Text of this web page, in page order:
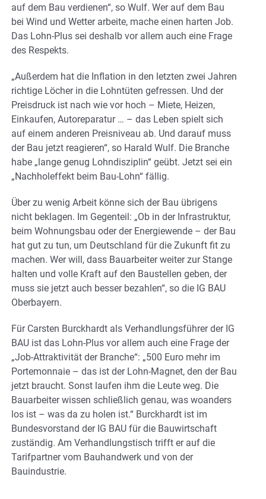
auf dem Bau verdienen“, so Wulf. Wer auf dem Bau
bei Wind und Wetter arbeite, mache einen harten Job.
Das Lohn-Plus sei deshalb vor allem auch eine Frage
des Respekts.
„Außerdem hat die Inflation in den letzten zwei Jahren
richtige Löcher in die Lohntüten gefressen. Und der
Preisdruck ist nach wie vor hoch – Miete, Heizen,
Einkaufen, Autoreparatur … – das Leben spielt sich
auf einem anderen Preisniveau ab. Und darauf muss
der Bau jetzt reagieren“, so Harald Wulf. Die Branche
habe „lange genug Lohndisziplin“ geübt. Jetzt sei ein
„Nachholeffekt beim Bau-Lohn“ fällig.
Über zu wenig Arbeit könne sich der Bau übrigens
nicht beklagen. Im Gegenteil: „Ob in der Infrastruktur,
beim Wohnungsbau oder der Energiewende – der Bau
hat gut zu tun, um Deutschland für die Zukunft fit zu
machen. Wer will, dass Bauarbeiter weiter zur Stange
halten und volle Kraft auf den Baustellen geben, der
muss sie jetzt auch besser bezahlen“, so die IG BAU
Oberbayern.
Für Carsten Burckhardt als Verhandlungsführer der IG
BAU ist das Lohn-Plus vor allem auch eine Frage der
„Job-Attraktivität der Branche“: „500 Euro mehr im
Portemonnaie – das ist der Lohn-Magnet, den der Bau
jetzt braucht. Sonst laufen ihm die Leute weg. Die
Bauarbeiter wissen schließlich genau, was woanders
los ist – was da zu holen ist.“ Burckhardt ist im
Bundesvorstand der IG BAU für die Bauwirtschaft
zuständig. Am Verhandlungstisch trifft er auf die
Tarifpartner vom Bauhandwerk und von der
Bauindustrie.